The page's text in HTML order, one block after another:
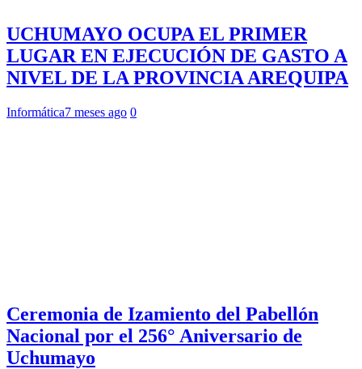
UCHUMAYO OCUPA EL PRIMER
LUGAR EN EJECUCIÓN DE GASTO A
NIVEL DE LA PROVINCIA AREQUIPA
Informática7 meses ago 0
Ceremonia de Izamiento del Pabellón
Nacional por el 256° Aniversario de
Uchumayo